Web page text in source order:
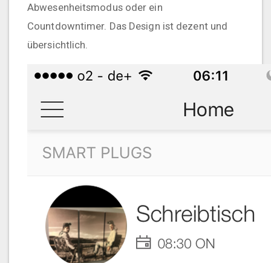
Abwesenheitsmodus oder ein
Countdowntimer. Das Design ist dezent und
übersichtlich.